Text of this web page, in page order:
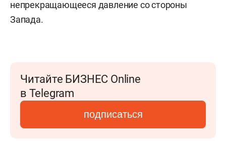
непрекращающееся давление со стороны
Запада.
Читайте БИЗНЕС Online
в Telegram
подписаться